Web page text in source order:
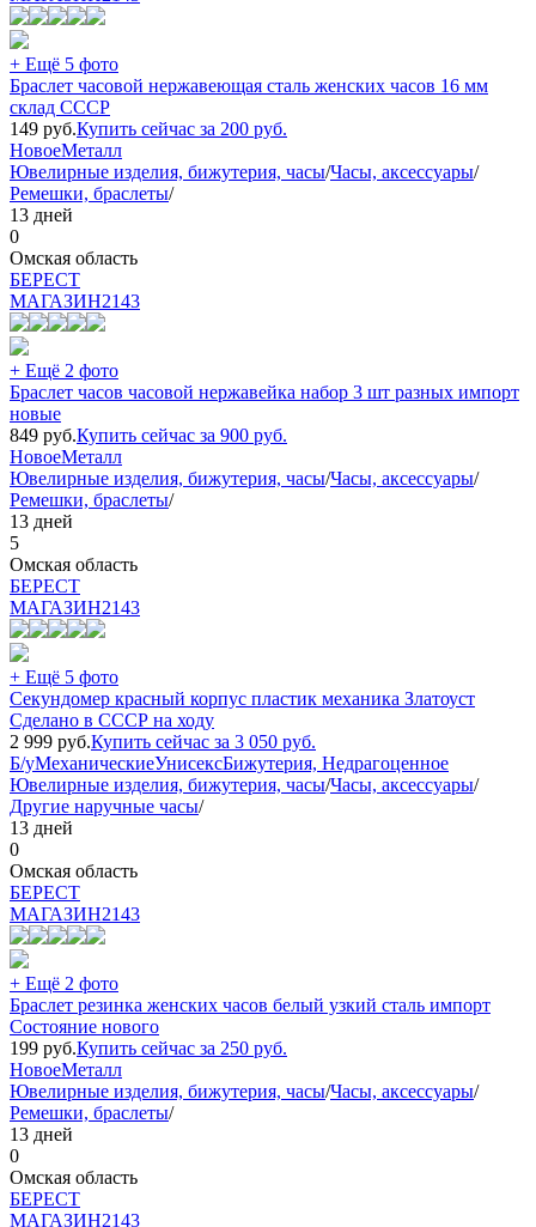
+ Ещё 5 фото
Браслет часовой нержавеющая сталь женских часов 16 мм
склад СССР
149 руб.Купить сейчас за 200 руб.
НовоеМеталл
Ювелирные изделия, бижутерия, часы/Часы, аксессуары/
Ремешки, браслеты/
13 дней
0
Омская область
БEPECT
МАГАЗИН2143
+ Ещё 2 фото
Браслет часов часовой нержавейка набор 3 шт разных импорт
новые
849 руб.Купить сейчас за 900 руб.
НовоеМеталл
Ювелирные изделия, бижутерия, часы/Часы, аксессуары/
Ремешки, браслеты/
13 дней
5
Омская область
БEPECT
МАГАЗИН2143
+ Ещё 5 фото
Секундомер красный корпус пластик механика Златоуст
Сделано в СССР на ходу
2 999 руб.Купить сейчас за 3 050 руб.
Б/уМеханическиеУнисексБижутерия, Недрагоценное
Ювелирные изделия, бижутерия, часы/Часы, аксессуары/
Другие наручные часы/
13 дней
0
Омская область
БEPECT
МАГАЗИН2143
+ Ещё 2 фото
Браслет резинка женских часов белый узкий сталь импорт
Состояние нового
199 руб.Купить сейчас за 250 руб.
НовоеМеталл
Ювелирные изделия, бижутерия, часы/Часы, аксессуары/
Ремешки, браслеты/
13 дней
0
Омская область
БEPECT
МАГАЗИН2143